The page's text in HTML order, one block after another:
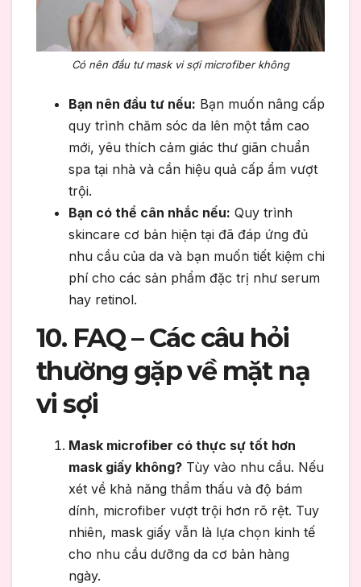
Có nên đầu tư mask vi sợi microfiber không
Bạn nên đầu tư nếu: Bạn muốn nâng cấp
quy trình chăm sóc da lên một tầm cao
mới, yêu thích cảm giác thư giãn chuẩn
spa tại nhà và cần hiệu quả cấp ẩm vượt
trội.
Bạn có thể cân nhắc nếu: Quy trình
skincare cơ bản hiện tại đã đáp ứng đủ
nhu cầu của da và bạn muốn tiết kiệm chi
phí cho các sản phẩm đặc trị như serum
hay retinol.
10. FAQ – Các câu hỏi
thường gặp về mặt nạ
vi sợi
Mask microfiber có thực sự tốt hơn
mask giấy không? Tùy vào nhu cầu. Nếu
xét về khả năng thẩm thấu và độ bám
dính, microfiber vượt trội hơn rõ rệt. Tuy
nhiên, mask giấy vẫn là lựa chọn kinh tế
cho nhu cầu dưỡng da cơ bản hàng
ngày.